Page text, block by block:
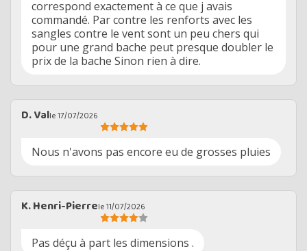
correspond exactement à ce que j avais
commandé. Par contre les renforts avec les
sangles contre le vent sont un peu chers qui
pour une grand bache peut presque doubler le
prix de la bache Sinon rien à dire.
D. Valle 17/07/2026
Nous n'avons pas encore eu de grosses pluies
K. Henri-Pierrele 11/07/2026
Pas déçu à part les dimensions .